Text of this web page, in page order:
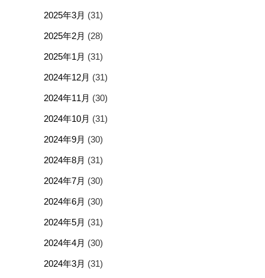
2025年3月 (31)
2025年2月 (28)
2025年1月 (31)
2024年12月 (31)
2024年11月 (30)
2024年10月 (31)
2024年9月 (30)
2024年8月 (31)
2024年7月 (30)
2024年6月 (30)
2024年5月 (31)
2024年4月 (30)
2024年3月 (31)